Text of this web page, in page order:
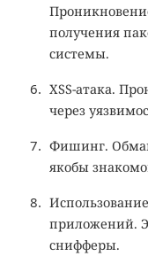
получения
системы.
XSS-атака.
через
Фишинг.
якобы
приложений.
снифферы.